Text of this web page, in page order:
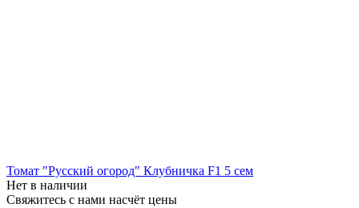
Томат "Русский огород" Клубничка F1 5 сем
Нет в наличии
Свяжитесь с нами насчёт цены